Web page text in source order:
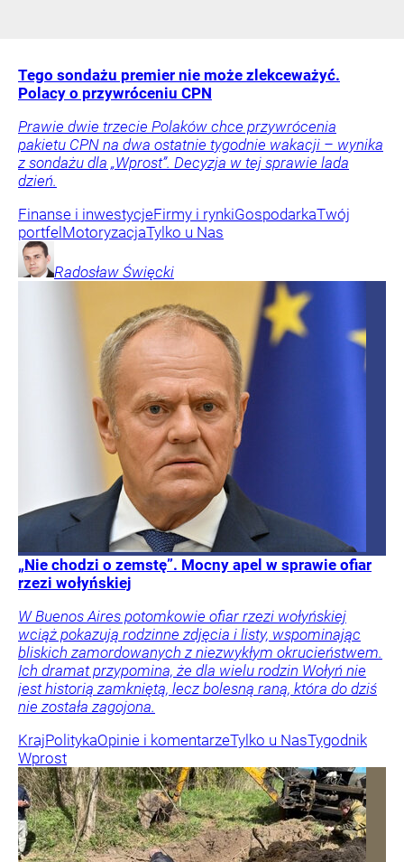
Tego sondażu premier nie może zlekceważyć.
Polacy o przywróceniu CPN
Prawie dwie trzecie Polaków chce przywrócenia
pakietu CPN na dwa ostatnie tygodnie wakacji – wynika
z sondażu dla „Wprost”. Decyzja w tej sprawie lada
dzień.
Finanse i inwestycjeFirmy i rynkiGospodarkaTwój
portfelMotoryzacjaTylko u Nas
Radosław Święcki
„Nie chodzi o zemstę”. Mocny apel w sprawie ofiar
rzezi wołyńskiej
W Buenos Aires potomkowie ofiar rzezi wołyńskiej
wciąż pokazują rodzinne zdjęcia i listy, wspominając
bliskich zamordowanych z niezwykłym okrucieństwem.
Ich dramat przypomina, że dla wielu rodzin Wołyń nie
jest historią zamkniętą, lecz bolesną raną, która do dziś
nie została zagojona.
KrajPolitykaOpinie i komentarzeTylko u NasTygodnik
Wprost